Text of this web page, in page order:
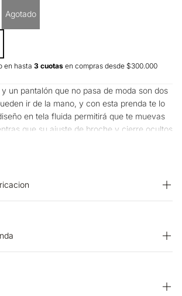
cantidad
Agotado
en hasta 3 cuotas en compras desde $300.000
un pantalón que no pasa de moda son dos
ir de la mano, y con esta prenda te lo
en tela fluida permitirá que te muevas
que su ajuste de broche y cierre ocultos
que nunca pasa de moda en un
No usar blanqueador. OTROS: